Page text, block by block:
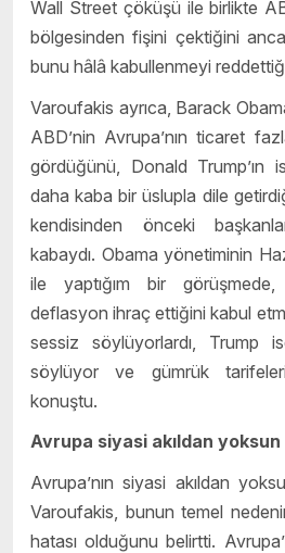
Wall Street çöküşü ile birlikte
bölgesinden fişini çektiğini
bunu hâlâ kabullenmeyi
Varoufakis ayrıca, Barack
ABD’nin Avrupa’nın ticaret
gördüğünü, Donald Trump’ın
daha kaba bir üslupla dile
kendisinden önceki
kabaydı. Obama yönetiminin
ile yaptığım bir görüşmede,
deflasyon ihraç ettiğini kabul
sessiz söylüyorlardı, Trump
söylüyor ve gümrük
konuştu.
Avrupa siyasi akıldan yoksun
Avrupa’nın siyasi akıldan
Varoufakis, bunun temel
hatası olduğunu belirtti.